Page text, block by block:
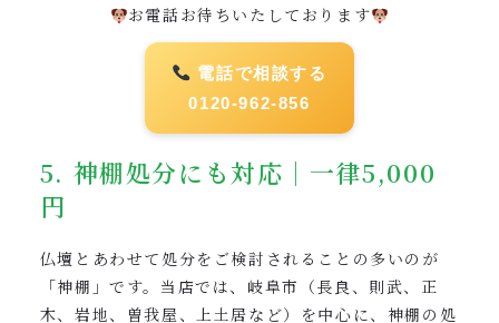
お電話お待ちいたしております
電話で相談する
0120-962-856
5. 神棚処分にも対応｜一律5,000
円
仏壇とあわせて処分をご検討されることの多いのが
「神棚」です。当店では、岐阜市（長良、則武、正
木、岩地、曽我屋、上土居など）を中心に、神棚の処